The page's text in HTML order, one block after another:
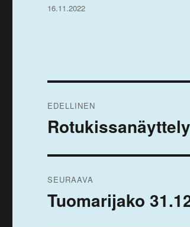
Julkaistu
16.11.2022
selaus
EDELLINEN
Edellinen
SEURAAVA
Seuraava
Tuomarijako